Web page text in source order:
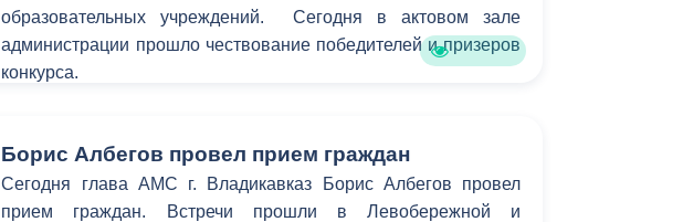
образовательных учреждений. Сегодня в актовом зале
администрации прошло чествование победителей и призеров
конкурса.
Борис Албегов провел прием граждан
Сегодня глава АМС г. Владикавказ Борис Албегов провел
прием граждан. Встречи прошли в Левобережной и